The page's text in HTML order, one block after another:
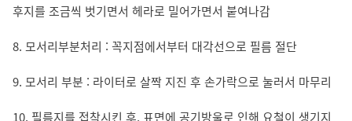
후지를 조금씩 벗기면서 헤라로 밀어가면서 붙여나감
8. 모서리부분처리 : 꼭지점에서부터 대각선으로 필름 절단
9. 모서리 부분 : 라이터로 살짝 지진 후 손가락으로 눌러서 마무리
10. 필름지를 접착시킨 후, 표면에 공기방울로 인해 요철이 생기지